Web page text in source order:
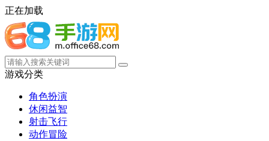
正在加载
游戏分类
角色扮演
休闲益智
射击飞行
动作冒险